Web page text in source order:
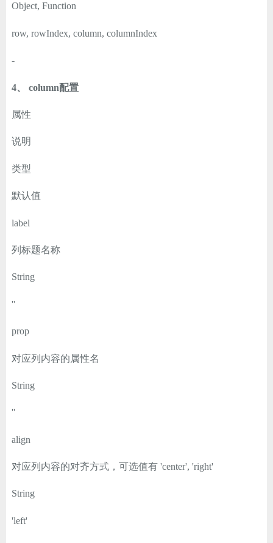
Object, Function
row, rowIndex, column, columnIndex
-
4、 column配置
属性
说明
类型
默认值
label
列标题名称
String
''
prop
对应列内容的属性名
String
''
align
对应列内容的对齐方式，可选值有 'center', 'right'
String
'left'